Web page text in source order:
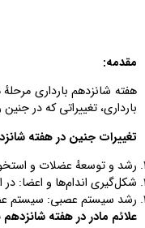
مقدمه:
هفته شانزدهم بارداری
بارداری، تغییراتی که در
تغییرات جنین در هفته
رشد و توسعهٔ عضلات و
شکل‌گیری اندام‌ها و اعضا: در
رشد سیستم عصبی: سیستم
علائم مادر در هفته